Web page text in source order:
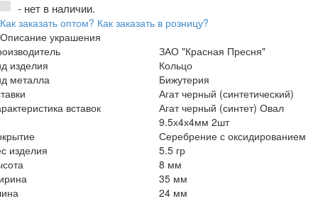
- нет в наличии.
Как заказать оптом? Как заказать в розницу?
Описание украшения
ЗАО "Красная Пресня"
изделия
Кольцо
металла
Бижутерия
Агат черный (синтетический)
вставок
Агат черный (синтет) Овал
9.5х4х4мм 2шт
Серебрение с оксидированием
изделия
5.5 гр
8 мм
35 мм
24 мм